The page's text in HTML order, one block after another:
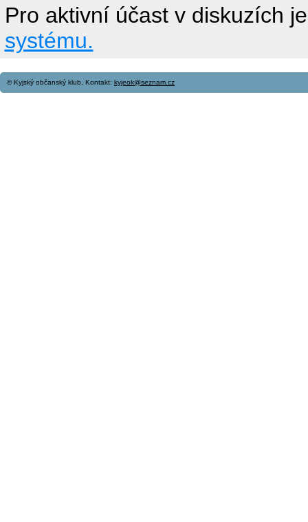
Pro aktivní účast v diskuzích
systému.
© Kyjský občanský klub, Kontakt: kyjeok@seznam.cz